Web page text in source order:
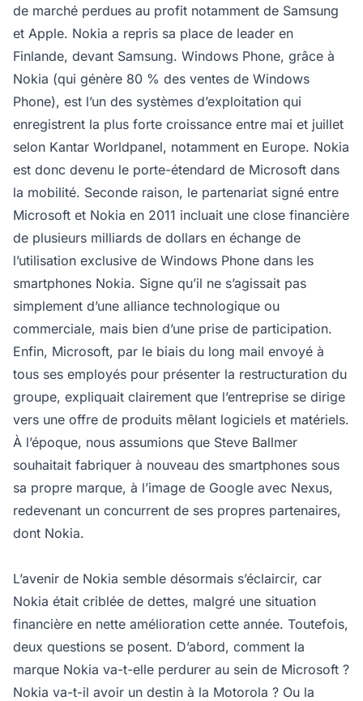
de marché perdues au profit notamment de Samsung
et Apple. Nokia a repris sa place de leader en
Finlande, devant Samsung. Windows Phone, grâce à
Nokia (qui génère 80 % des ventes de Windows
Phone), est l’un des systèmes d’exploitation qui
enregistrent la plus forte croissance entre mai et juillet
selon Kantar Worldpanel, notamment en Europe. Nokia
est donc devenu le porte-étendard de Microsoft dans
la mobilité. Seconde raison, le partenariat signé entre
Microsoft et Nokia en 2011 incluait une close financière
de plusieurs milliards de dollars en échange de
l’utilisation exclusive de Windows Phone dans les
smartphones Nokia. Signe qu’il ne s’agissait pas
simplement d’une alliance technologique ou
commerciale, mais bien d’une prise de participation.
Enfin, Microsoft, par le biais du long mail envoyé à
tous ses employés pour présenter la restructuration du
groupe, expliquait clairement que l’entreprise se dirige
vers une offre de produits mêlant logiciels et matériels.
À l’époque, nous assumions que Steve Ballmer
souhaitait fabriquer à nouveau des smartphones sous
sa propre marque, à l’image de Google avec Nexus,
redevenant un concurrent de ses propres partenaires,
dont Nokia.
L’avenir de Nokia semble désormais s’éclaircir, car
Nokia était criblée de dettes, malgré une situation
financière en nette amélioration cette année. Toutefois,
deux questions se posent. D’abord, comment la
marque Nokia va-t-elle perdurer au sein de Microsoft ?
Nokia va-t-il avoir un destin à la Motorola ? Ou la